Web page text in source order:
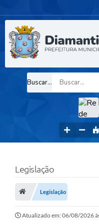
Buscar...
Legislação
Legislação
Atualizado em: 06/08/2026